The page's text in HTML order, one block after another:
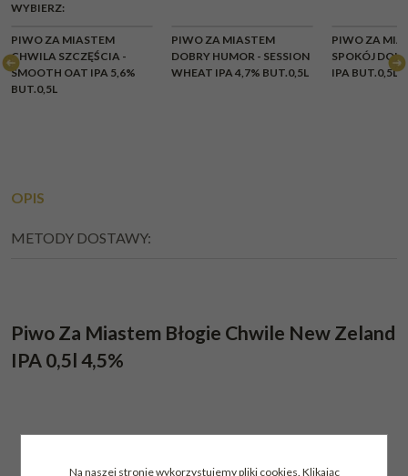
WYBIERZ:
BRAK
PIWO ZA MIASTEM
CHWILA SZCZĘŚCIA -
SMOOTH OAT IPA 5,6%
BUT.0,5L
BRAK
PIWO ZA MIASTEM
DOBRY HUMOR - SESSION
WHEAT IPA 4,7% BUT.0,5L
PIWO ZA
SPOKÓJ
IPA BUT.0,5L
OPIS
METODY DOSTAWY:
Piwo Za Miastem Błogie Chwile New Zeland
IPA 0,5l 4,5%
Na naszej stronie wykorzystujemy pliki cookies. Klikając